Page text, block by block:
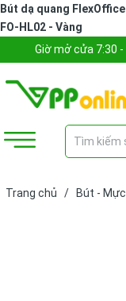
Bút dạ quang
FO-HL02 - Vàng
Giờ mở cửa 7:30
Trang chủ / Bút - Mực